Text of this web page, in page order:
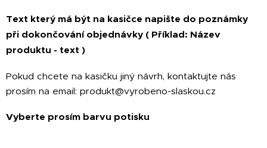
Text který má být na kasičce napište do poznámky
při dokončování objednávky ( Příklad: Název
produktu - text )
Pokud chcete na kasičku jiný návrh, kontaktujte nás
prosím na email: produkt@vyrobeno-slaskou.cz
Vyberte prosím barvu potisku